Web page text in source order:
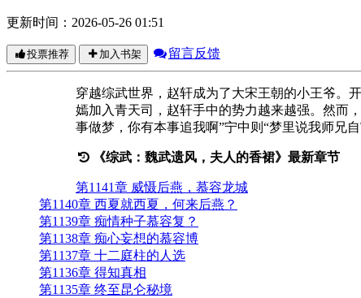
更新时间：2026-05-26 01:51
投票推荐 加入书架 留言反馈
穿越综武世界，赵轩成为了大宋王朝的小王爷。
嫣加入青天司，赵轩手中的势力越来越强。然而
事做梦，你有本事追我啊”宁中则“梦里说我师兄
《综武：魏武遗风，夫人的香裙》最新章节
第1141章 威慑后燕，慕容龙城
第1140章 西夏就西夏，何来后燕？
第1139章 痴情种子慕容复？
第1138章 痴心妄想的慕容博
第1137章 十二庭柱的人选
第1136章 得知真相
第1135章 终至昆仑秘境